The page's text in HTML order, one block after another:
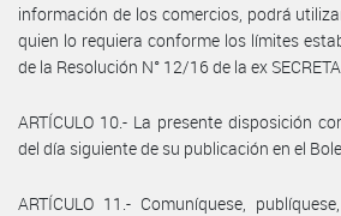
información de los comercios, podrá
quien lo requiera conforme los límites
de la Resolución N° 12/16 de la ex
ARTÍCULO 10.- La presente disposición
del día siguiente de su publicación en el
ARTÍCULO 11.- Comuníquese,